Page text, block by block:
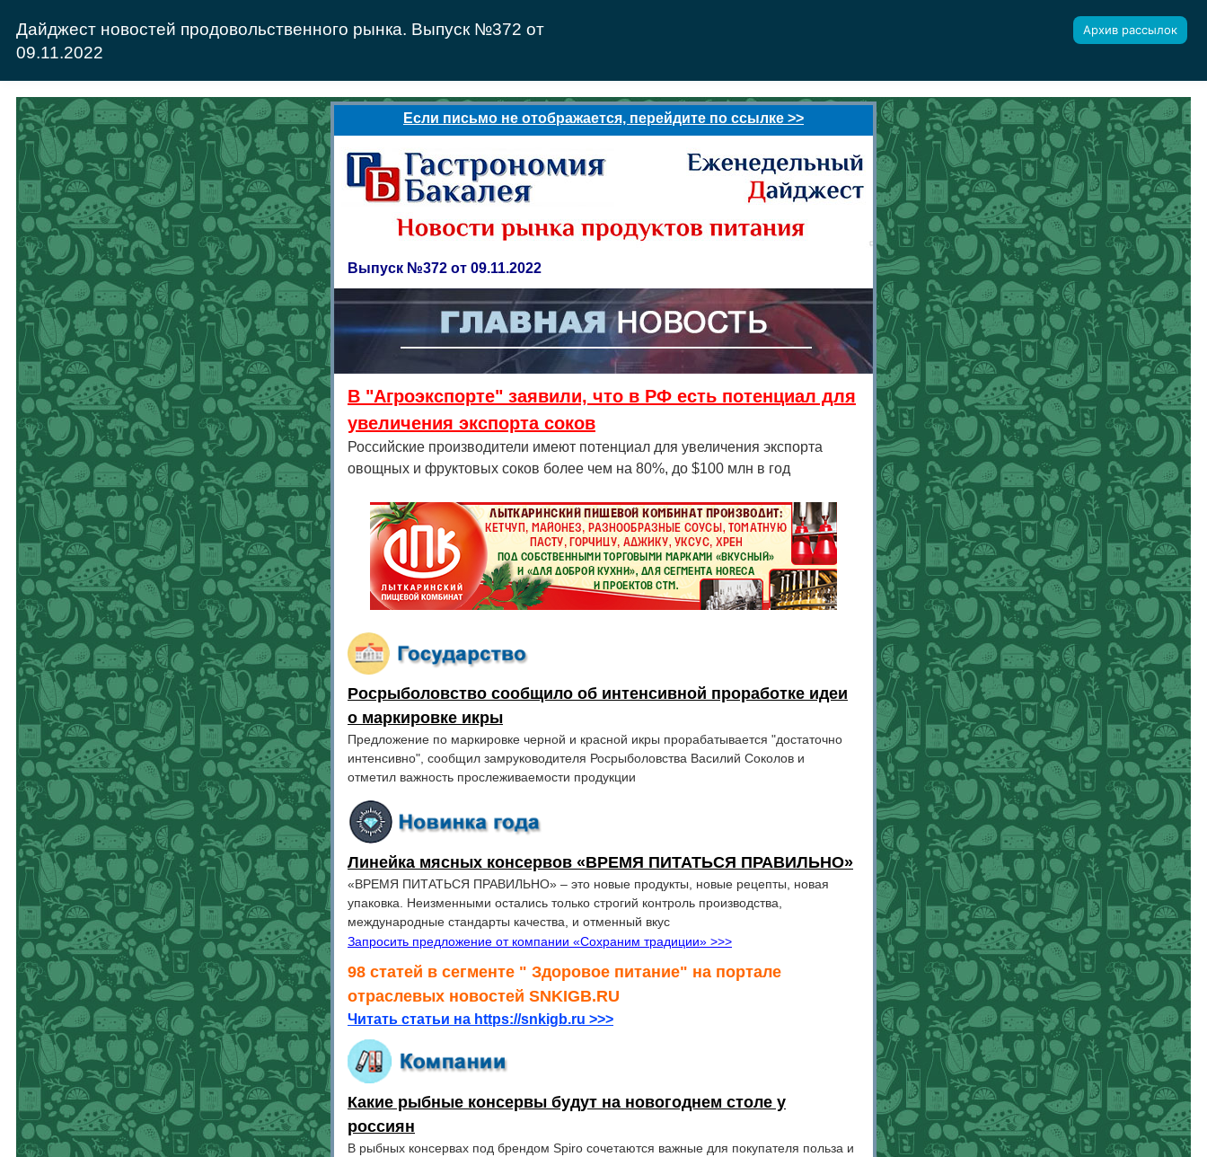
Дайджест новостей продовольственного рынка. Выпуск №372 от
09.11.2022
Архив рассылок
Если письмо не отображается, перейдите по ссылке >>
Выпуск №372 от 09.11.2022
В "Агроэкспорте" заявили, что в РФ есть потенциал для
увеличения экспорта соков
Российские производители имеют потенциал для увеличения экспорта
овощных и фруктовых соков более чем на 80%, до $100 млн в год
Росрыболовство сообщило об интенсивной проработке идеи
о маркировке икры
Предложение по маркировке черной и красной икры прорабатывается "достаточно
интенсивно", сообщил замруководителя Росрыболовства Василий Соколов и
отметил важность прослеживаемости продукции
Линейка мясных консервов «ВРЕМЯ ПИТАТЬСЯ ПРАВИЛЬНО»
«ВРЕМЯ ПИТАТЬСЯ ПРАВИЛЬНО» – это новые продукты, новые рецепты, новая
упаковка. Неизменными остались только строгий контроль производства,
международные стандарты качества, и отменный вкус
Запросить предложение от компании «Сохраним традиции» >>>
98 статей в сегменте " Здоровое питание" на портале
отраслевых новостей SNKIGB.RU
Читать статьи на https://snkigb.ru >>>
Какие рыбные консервы будут на новогоднем столе у
россиян
В рыбных консервах под брендом Spiro сочетаются важные для покупателя польза и